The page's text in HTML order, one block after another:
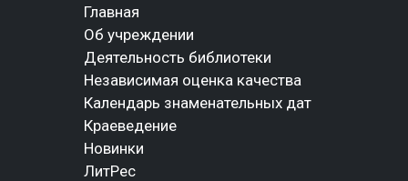
Главная
Об учреждении
Деятельность библиотеки
Независимая оценка качества
Календарь знаменательных дат
Краеведение
Новинки
ЛитРес